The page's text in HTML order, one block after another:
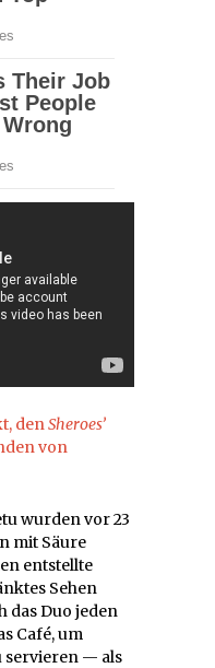
denSheroes’
von
wurden vor 23
mit Säure
entstellte
Sehen
das Duo jeden
Café, um
servieren — als